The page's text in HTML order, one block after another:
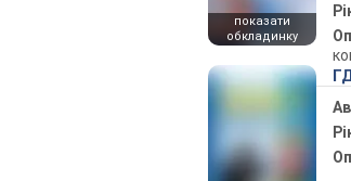
показати
обкладинку